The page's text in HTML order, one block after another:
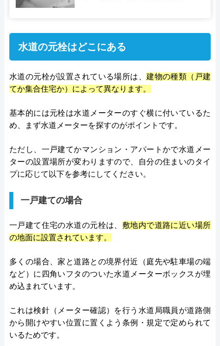
水道の元栓はどこにある
水道の元栓が設置されている場所は、建物の種類（戸建
てか集合住宅か）によって異なります。
基本的には元栓は水道メーターのすぐ横に付いているた
め、まず水道メーターを探すのがポイントです。
ただし、一戸建てかマンション・アパートかで水道メー
ターの設置場所が変わりますので、自分の住まいのタイ
プに応じて以下を参考にしてください。
一戸建ての場合
一戸建て住宅の水道の元栓は、 敷地内で道路に近い場所
の地面に設置されています。
多くの場合、家と道路との境界付近（庭先や駐車場の端
など）に四角いフタのついた水道メーターボックスが埋
め込まれています。
これは検針（メーター確認）を行う水道局職員が道路側
から開けやすい位置に置くよう条例・規定で定められて
いるためです。